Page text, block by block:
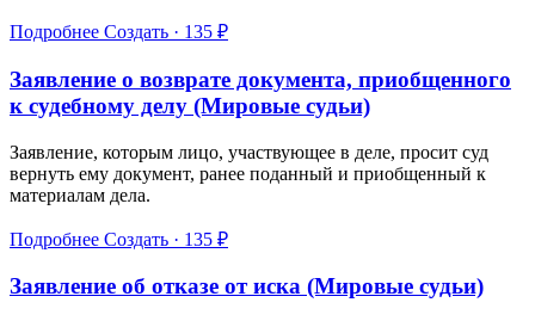
Подробнее Создать · 135 ₽
Заявление о возврате документа, приобщенного
к судебному делу (Мировые судьи)
Заявление, которым лицо, участвующее в деле, просит суд
вернуть ему документ, ранее поданный и приобщенный к
материалам дела.
Подробнее Создать · 135 ₽
Заявление об отказе от иска (Мировые судьи)